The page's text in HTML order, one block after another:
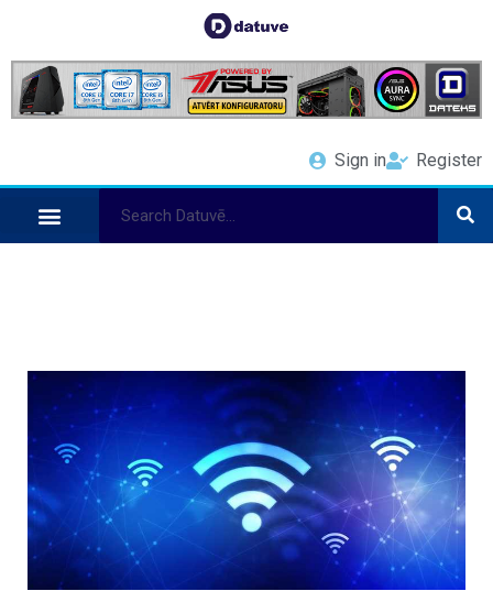
Sign in Register